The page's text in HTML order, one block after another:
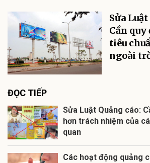
Sửa
Cần quy
tiêu
ngoài
ĐỌC TIẾP
Sửa Luật Quảng cáo:
hơn trách nhiệm của
quan
Các hoạt động quảng